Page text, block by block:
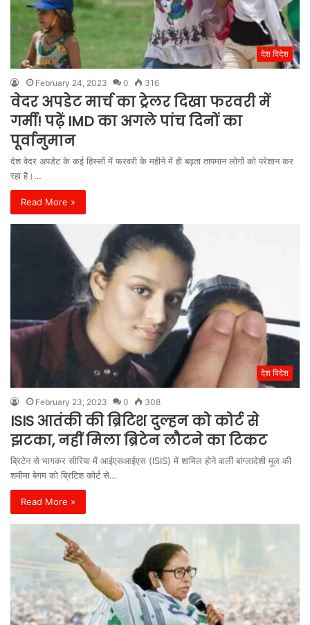
देश विदेश
February 24, 2023 0 316
वेदर अपडेट मार्च का ट्रेलर दिखा फरवरी में
गर्मी! पढ़ें IMD का अगले पांच दिनों का
पूर्वानुमान
देश वेदर अपडेट के कई हिस्सों में फरवरी के महीने में ही बढ़ता तापमान लोगों को परेशान कर
रहा है।…
Read More »
देश विदेश
February 23, 2023 0 308
ISIS आतंकी की ब्रिटिश दुल्हन को कोर्ट से
झटका, नहीं मिला ब्रिटेन लौटने का टिकट
ब्रिटेन से भागकर सीरिया में आईएसआईएस (ISIS) में शामिल होने वालीं बांग्लादेशी मूल की
शमीमा बेगम को ब्रिटिश कोर्ट से…
Read More »